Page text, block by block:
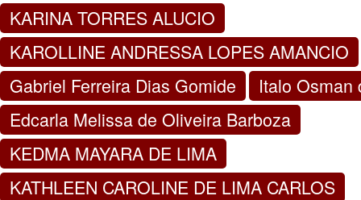
KARINA TORRES ALUCIO
KAROLLINE ANDRESSA LOPES AMANCIO
Gabriel Ferreira Dias Gomide
Italo Osman
Edcarla Melissa de Oliveira Barboza
KEDMA MAYARA DE LIMA
KATHLEEN CAROLINE DE LIMA CARLOS